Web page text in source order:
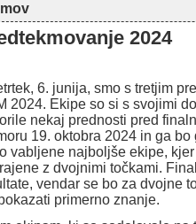
se tukaj
2024
6. junija, smo s tretjim
2024. Ekipe so si s svojimi
nekaj prednosti pred
19. oktobra 2024 in ga
vabljene najboljše ekipe,
z dvojnimi točkami.
vendar se bo za dvojne
primerno znanje.